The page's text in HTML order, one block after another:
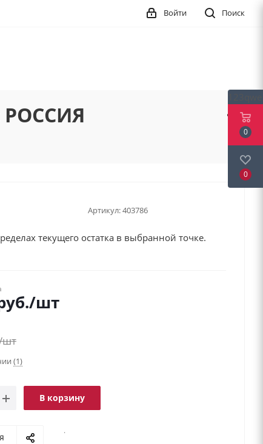
Поиск
Войти
РОССИЯ
Артикул:403786
текущего остатка в выбранной точке.
/шт
шт
(1)
В корзину
.
0
0